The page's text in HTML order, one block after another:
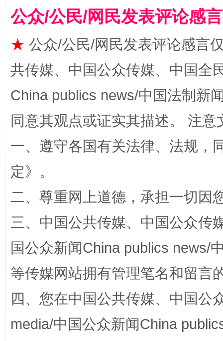
全民健身五年计划来了！等你上场
公众/公民/网民发表评论感
★ 公众/公民/网民发表评论感言
共传媒、中国公众传媒、中国全
China publics news/中国法制新
同意其观点或证实其描述。 注
一、遵守各国有关法律、法规，
定》。
二、尊重网上道德，承担一切因
三、中国公共传媒、中国公众传
国公众新闻China publics news/
等传媒网站拥有管理笔名和留言
四、您在中国公共传媒、中国公
media/中国公众新闻China